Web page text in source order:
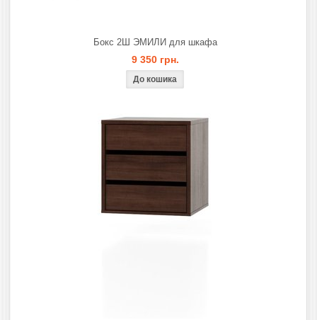
Бокс 2Ш ЭМИЛИ для шкафа
9 350 грн.